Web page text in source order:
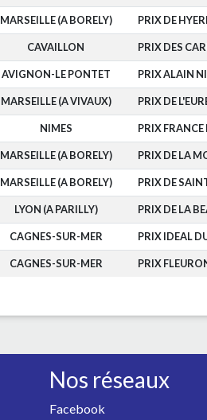
MARSEILLE (A BORELY) PRIX DE
CAVAILLON PRIX DES
AVIGNON-LE PONTET PRIX ALAIN
MARSEILLE (A VIVAUX) PRIX DE
NIMES PRIX FRANCE
MARSEILLE (A BORELY) PRIX DE LA
MARSEILLE (A BORELY) PRIX DE
LYON (A PARILLY) PRIX DE LA
CAGNES-SUR-MER PRIX IDEAL
CAGNES-SUR-MER PRIX
Nos réseaux
Facebook